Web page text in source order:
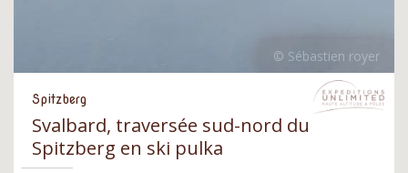
Spitzberg
Svalbard, traversée sud-nord du
Spitzberg en ski pulka